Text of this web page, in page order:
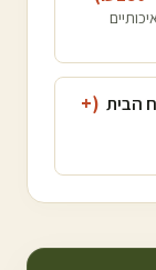
הבית (+